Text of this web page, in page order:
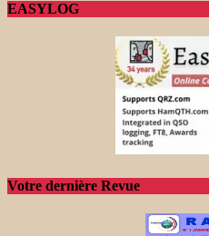
EASYLOG
Votre dernière Revue